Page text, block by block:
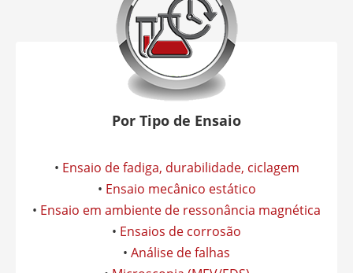
Por Tipo de Ensaio
• Ensaio de fadiga, durabilidade, ciclagem
• Ensaio mecânico estático
• Ensaio em ambiente de ressonância magnética
• Ensaios de corrosão
• Análise de falhas